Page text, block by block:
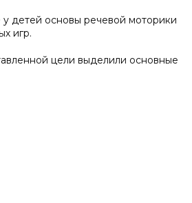
детей основы речевой моторики
игр.
цели выделили основные